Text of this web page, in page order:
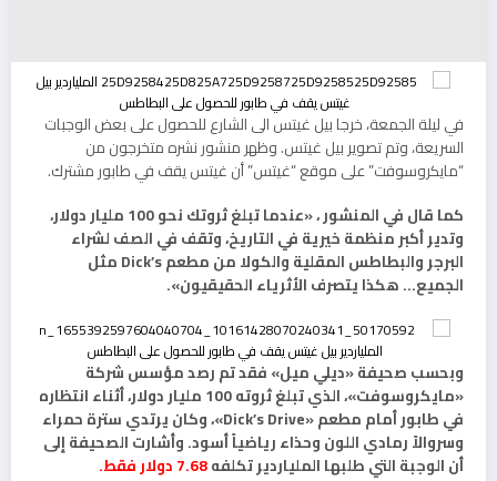
في ليلة الجمعة، خرجا بيل غيتس الى الشارع للحصول على بعض الوجبات
السريعة، وتم تصوير بيل غيتس. وظهر منشور نشره متخرجون من
“مايكروسوفت” على موقع “غيتس” أن غيتس يقف في طابور مشترك.
كما قال في المنشور ، «عندما تبلغ ثروتك نحو 100 مليار دولار،
وتدير أكبر منظمة خيرية في التاريخ، وتقف في الصف لشراء
البرجر والبطاطس المقلية والكولا من مطعم Dick’s مثل
الجميع… هكذا يتصرف الأثرياء الحقيقيون».
وبحسب صحيفة «ديلي ميل» فقد تم رصد مؤسس شركة
«مايكروسوفت»، الذي تبلغ ثروته 100 مليار دولار، أثناء انتظاره
في طابور أمام مطعم «Dick’s Drive»، وكان يرتدي سترة حمراء
وسروالاً رمادي اللون وحذاء رياضياً أسود. وأشارت الصحيفة إلى
أن الوجبة التي طلبها الملياردير تكلفه7.68 دولار فقط.